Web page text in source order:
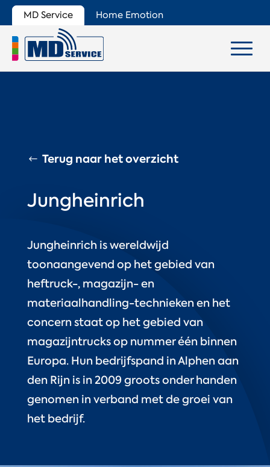
MD Service Home Emotion
Terug naar het overzicht
Jungheinrich
Jungheinrich is wereldwijd
toonaangevend op het gebied van
heftruck-, magazijn- en
materiaalhandling-technieken en het
concern staat op het gebied van
magazijntrucks op nummer één binnen
Europa. Hun bedrijfspand in Alphen aan
den Rijn is in 2009 groots onder handen
genomen in verband met de groei van
het bedrijf.